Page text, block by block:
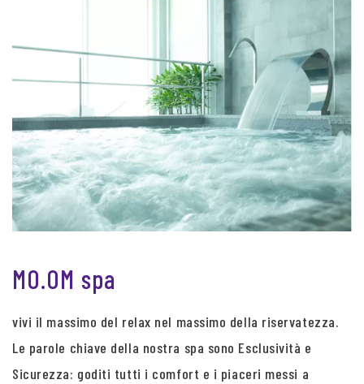
MO.OM spa
vivi il massimo del relax nel massimo della riservatezza.
Le parole chiave della nostra spa sono Esclusività e
Sicurezza: goditi tutti i comfort e i piaceri messi a